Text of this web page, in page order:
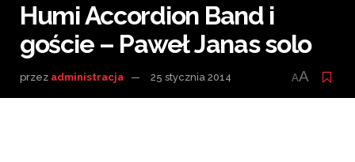
Humi Accordion Band i
goście – Paweł Janas solo
przez administracja 25 stycznia 2014 AA